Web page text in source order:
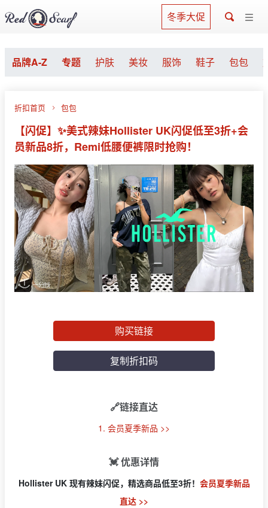
冬季大促
品牌A-Z 专题 护肤 美妆 服饰 鞋子 包包
折扣首页 包包
【闪促】✨美式辣妹Hollister UK闪促低至3折+会
员新品8折，Remi低腰便裤限时抢购！
购买链接
复制折扣码
🔗链接直达
1. 会员夏季新品 >>
💓 优惠详情
Hollister UK 现有辣妹闪促，精选商品低至3折！ 会员夏季新品
直达 >>